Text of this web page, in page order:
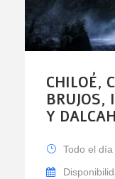
CHILOÉ,
BRUJOS,
Y
Todo el